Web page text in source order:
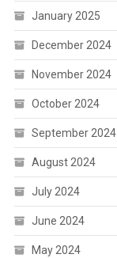
January 2025
December 2024
November 2024
October 2024
September 2024
August 2024
July 2024
June 2024
May 2024